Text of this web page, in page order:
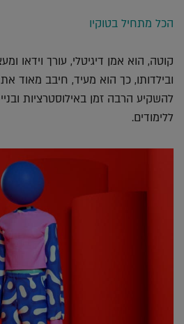
הכל מתחיל בטוקיו
קוטה, הוא אמן דיגיטלי, עורך וידאו
ובילדותו, כך הוא מעיד, חיבב מאוד
להשקיע הרבה זמן באילוסטרציות
ללימודים.